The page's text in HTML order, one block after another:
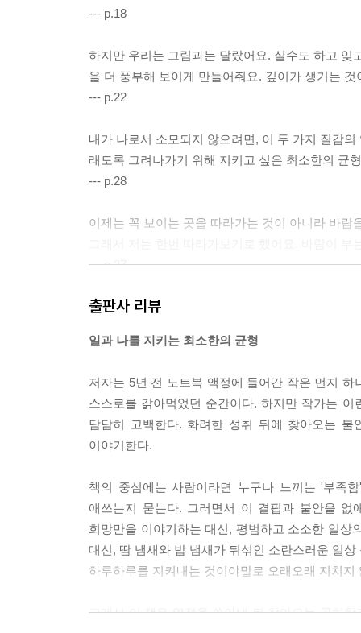
--- p.18
하지만 우리는 그림과는 달랐어요. 실수도 하고
을 더 풍부해 보이게 만들어줘요. 깊이가 생기는
--- p.22
내가 나로서 소모되지 않으려면, 이 두 가지 질감
래도록 그려나가기 위해 지키고 싶은 최소한의 균
--- p.28
이제는 꼭 보이는 곳을 따라가는 것이 아니라 바
--- p.37
변화한다는 것은 예전의 나를 부정하는 일이 아
--- p.43
나만 아픈 것이 아니라, 사실은 모두가 아픈 것입
로 발전’하거나 그 아픈 상처를 예술로 치환해내는
--- p.63
--- p.72
매끈하고 희게 빛나는 사랑의 모습은, 그리고 탄
습은 날것 그대로의 사랑, 사랑의 뒷면이라는 것이
--- p.116
출판사 리뷰
일과 나를 지키는 최소한의 균형
저자는 5년 전 노트북 액정에 들어간 작은 먼지
스스로를 갉아먹었던 순간이다. 하지만 작가는
담담히 고백한다. 화려한 성취 뒤에 찾아오는
이야기한다.
책의 중심에는 사람이라면 누구나 느끼는 '부족
애쓰는지 묻는다. 그러면서 이 결핍과 불안을
희망만을 이야기하는 대신, 평범하고 소소한 일
대신, 땀 냄새와 밥 냄새가 뒤섞인 소란스러운 일
하루하루를 지켜내는 것이야말로 오래오래 지치
그래서 이 책은 열정을 쏟아낸 뒤 찾아오는 공허